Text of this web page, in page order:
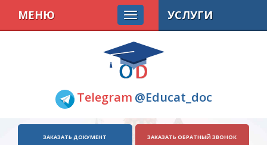
Telegram @Educat_doc
МЕНЮ
ЗАКАЗАТЬ ДОКУМЕНТ ЗАКАЗАТЬ ОБРАТНЫЙ ЗВОНОК
УСЛУГИ